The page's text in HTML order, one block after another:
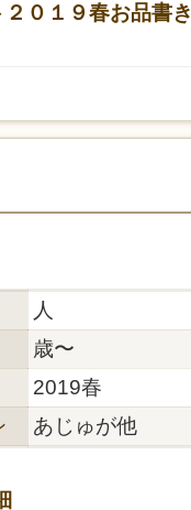
０１９春お品書き
人
歳〜
2019春
あじゅが他